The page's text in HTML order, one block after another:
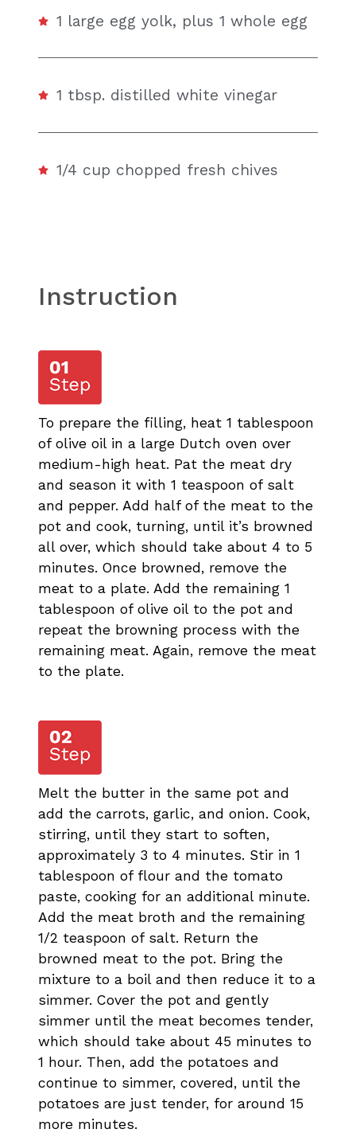
1 large egg yolk, plus 1 whole egg
1 tbsp. distilled white vinegar
1/4 cup chopped fresh chives
Instruction
To prepare the filling, heat 1 tablespoon
of olive oil in a large Dutch oven over
medium-high heat. Pat the meat dry
and season it with 1 teaspoon of salt
and pepper. Add half of the meat to the
pot and cook, turning, until it’s browned
all over, which should take about 4 to 5
minutes. Once browned, remove the
meat to a plate. Add the remaining 1
tablespoon of olive oil to the pot and
repeat the browning process with the
remaining meat. Again, remove the meat
to the plate.
Melt the butter in the same pot and
add the carrots, garlic, and onion. Cook,
stirring, until they start to soften,
approximately 3 to 4 minutes. Stir in 1
tablespoon of flour and the tomato
paste, cooking for an additional minute.
Add the meat broth and the remaining
1/2 teaspoon of salt. Return the
browned meat to the pot. Bring the
mixture to a boil and then reduce it to a
simmer. Cover the pot and gently
simmer until the meat becomes tender,
which should take about 45 minutes to
1 hour. Then, add the potatoes and
continue to simmer, covered, until the
potatoes are just tender, for around 15
more minutes.